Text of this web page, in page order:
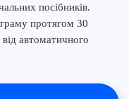
посібників.
протягом 30
автоматичного